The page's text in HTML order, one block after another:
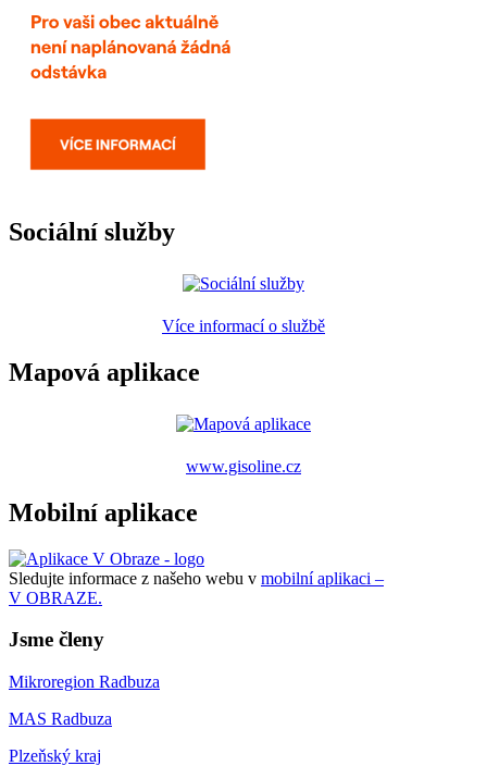
Sociální služby
Více informací o službě
Mapová aplikace
www.gisoline.cz
Mobilní aplikace
Sledujte informace z našeho webu v mobilní aplikaci –
V OBRAZE.
Jsme členy
Mikroregion Radbuza
MAS Radbuza
Plzeňský kraj